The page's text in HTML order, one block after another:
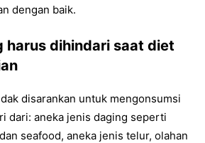
dengan baik.
harus dihindari saat diet
disarankan untuk mengonsumsi
dari: aneka jenis daging seperti
seafood, aneka jenis telur, olahan